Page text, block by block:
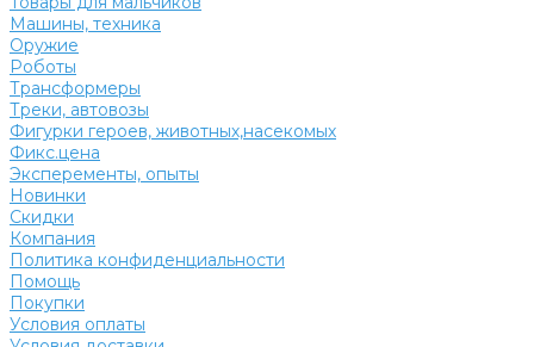
Машины, техника
Оружие
Роботы
Трансформеры
Треки, автовозы
Фигурки героев, животных,насекомых
Фикс.цена
Эксперементы, опыты
Новинки
Скидки
Компания
Политика конфиденциальности
Помощь
Покупки
Условия оплаты